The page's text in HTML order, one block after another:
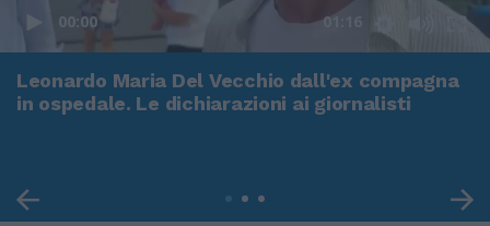
00:00 01:16
Leonardo Maria Del Vecchio dall'ex compagna
in ospedale. Le dichiarazioni ai giornalisti